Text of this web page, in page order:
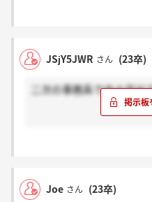
JSjY5JWR さん (23卒)
二次の事務系で内々定
Joe さん (23卒)